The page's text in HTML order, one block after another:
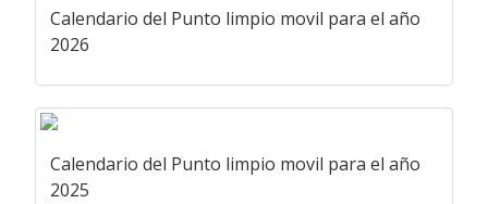
Calendario del Punto limpio movil para el año
2026
Calendario del Punto limpio movil para el año
2025